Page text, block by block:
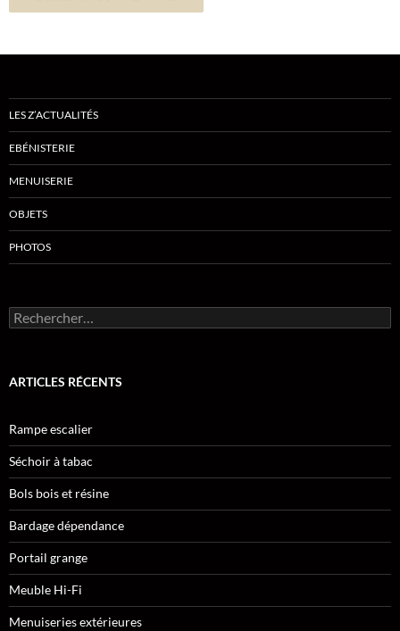
LES Z’ACTUALITÉS
EBÉNISTERIE
MENUISERIE
OBJETS
PHOTOS
Rechercher :
ARTICLES RÉCENTS
Rampe escalier
Séchoir à tabac
Bols bois et résine
Bardage dépendance
Portail grange
Meuble Hi-Fi
Menuiseries extérieures